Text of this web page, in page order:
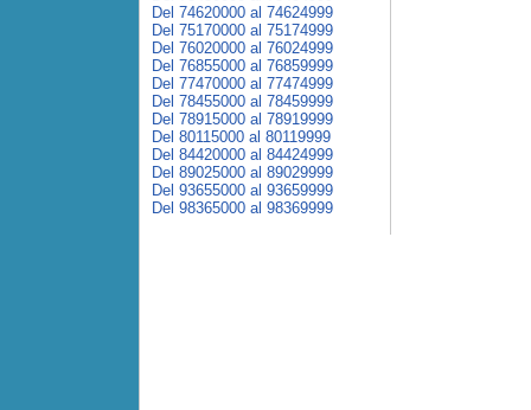
Del 74620000 al 74624999
Del 75170000 al 75174999
Del 76020000 al 76024999
Del 76855000 al 76859999
Del 77470000 al 77474999
Del 78455000 al 78459999
Del 78915000 al 78919999
Del 80115000 al 80119999
Del 84420000 al 84424999
Del 89025000 al 89029999
Del 93655000 al 93659999
Del 98365000 al 98369999